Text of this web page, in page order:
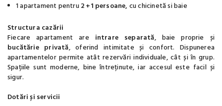
1 apartament pentru2 +1 persoane, cu chicinetă si baie
Structura cazării
Fiecare apartament are intrare separată, baie proprie și
bucătărie privată, oferind intimitate și confort. Dispunerea
apartamentelor permite atât rezervări individuale, cât și în grup.
Spațiile sunt moderne, bine întreținute, iar accesul este facil și
sigur.
Dotări și servicii